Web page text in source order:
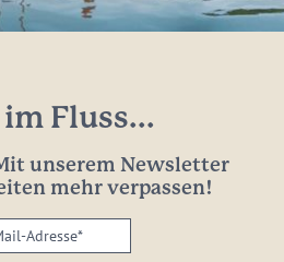
Fluss...
unserem Newsletter
mehr verpassen!